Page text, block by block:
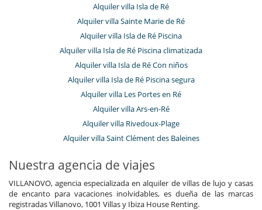
Alquiler villa Isla de Ré
Alquiler villa Sainte Marie de Ré
Alquiler villa Isla de Ré Piscina
Alquiler villa Isla de Ré Piscina climatizada
Alquiler villa Isla de Ré Con niños
Alquiler villa Isla de Ré Piscina segura
Alquiler villa Les Portes en Ré
Alquiler villa Ars-en-Ré
Alquiler villa Rivedoux-Plage
Alquiler villa Saint Clément des Baleines
Nuestra agencia de viajes
VILLANOVO, agencia especializada en alquiler de villas de lujo y casas
de encanto para vacaciones inolvidables, es dueña de las marcas
registradas Villanovo, 1001 Villas y Ibiza House Renting.